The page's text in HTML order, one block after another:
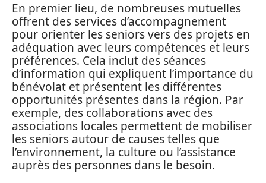
En premier lieu, de nombreuses mutuelles
offrent des services d’accompagnement
pour orienter les seniors vers des projets en
adéquation avec leurs compétences et leurs
préférences. Cela inclut des séances
d’information qui expliquent l’importance du
bénévolat et présentent les différentes
opportunités présentes dans la région. Par
exemple, des collaborations avec des
associations locales permettent de mobiliser
les seniors autour de causes telles que
l’environnement, la culture ou l’assistance
auprès des personnes dans le besoin.